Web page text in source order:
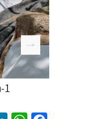
1-תחילת-העבודה